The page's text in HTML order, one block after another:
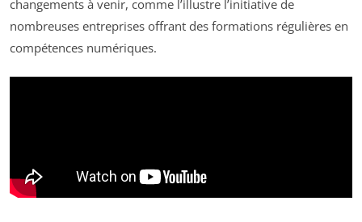
changements à venir, comme l’illustre l’initiative de
nombreuses entreprises offrant des formations régulières en
compétences numériques.